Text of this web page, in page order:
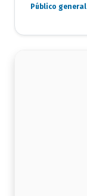
Grupo
interés
Público general